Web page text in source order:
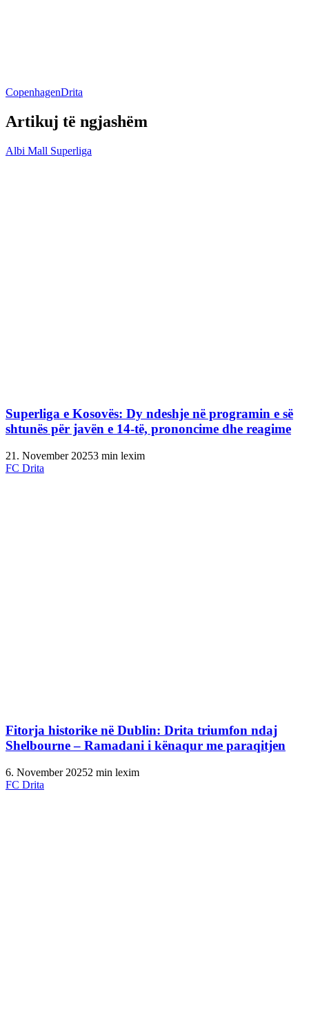
CopenhagenDrita
Artikuj të ngjashëm
Albi Mall Superliga
Superliga e Kosovës: Dy ndeshje në programin e së
shtunës për javën e 14-të, prononcime dhe reagime
21. November 20253 min lexim
FC Drita
Fitorja historike në Dublin: Drita triumfon ndaj
Shelbourne – Ramadani i kënaqur me paraqitjen
6. November 20252 min lexim
FC Drita